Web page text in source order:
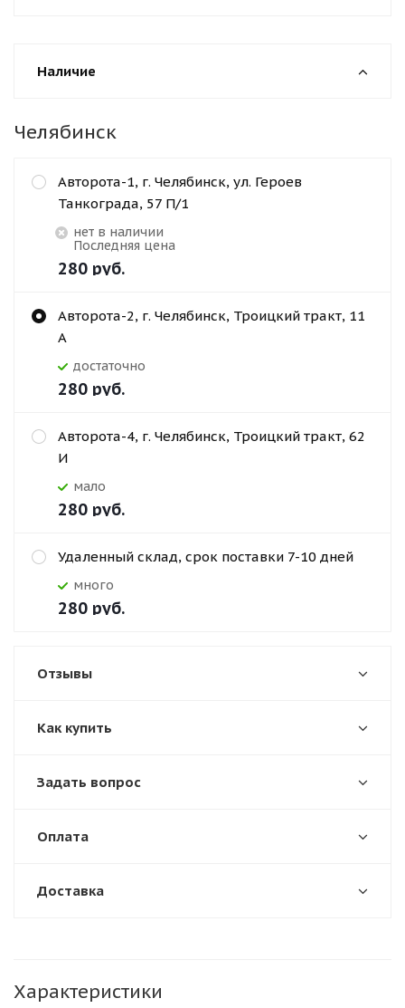
Наличие
Челябинск
Авторота-1, г. Челябинск, ул. Героев
Танкограда, 57 П/1
Нет в наличии
Последняя цена
280 руб.
Авторота-2, г. Челябинск, Троицкий тракт, 11
А
Достаточно
280 руб.
Авторота-4, г. Челябинск, Троицкий тракт, 62
И
Мало
280 руб.
Удаленный склад, срок поставки 7-10 дней
Много
280 руб.
Отзывы
Как купить
Задать вопрос
Оплата
Доставка
Характеристики